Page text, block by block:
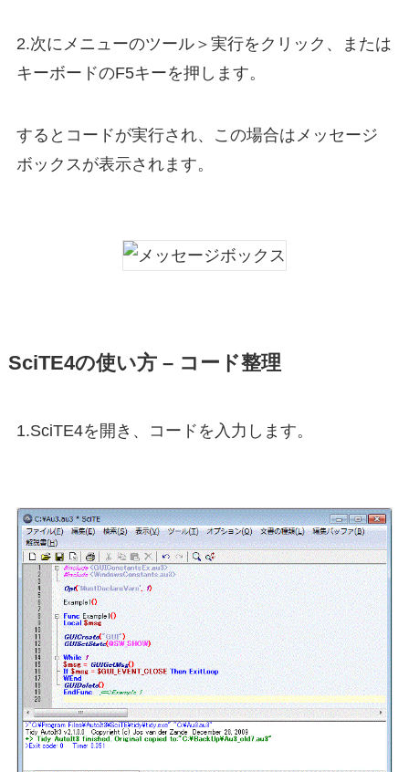
2.次にメニューのツール＞実行をクリック、または
キーボードのF5キーを押します。
するとコードが実行され、この場合はメッセージ
ボックスが表示されます。
SciTE4の使い方 – コード整理
1.SciTE4を開き、コードを入力します。